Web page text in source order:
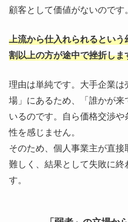
顧客として価値がないのです。
上流から仕入れられるとい
割以上の方が途中で挫折しま
理由は単純です。大手企業は
場」にあるため、「誰かが来
いるのです。自ら価格交渉
性を感じません。
そのため、個人事業主が直接
難しく、結果として失敗に終
す。